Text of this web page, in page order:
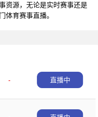
资源，无论是实时赛事还是
体育赛事直播。
-
直播中